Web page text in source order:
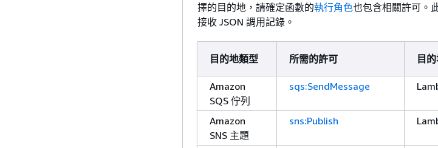
擇的目的地，請確定函數的執行角色也包含相關許可。
接收 JSON 調用記錄。
目的地類型 所需的許可 目
Amazon
SQS 佇列
sqs:SendMessage
Amazon
SNS 主題
sns:Publish